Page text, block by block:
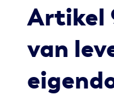
Artikel
van